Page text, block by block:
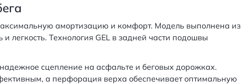
амортизацию и комфорт. Модель выполнена из
легкость. Технология GEL в задней части подошвы
сцепление на асфальте и беговых дорожках.
а перфорация верха обеспечивает оптимальную